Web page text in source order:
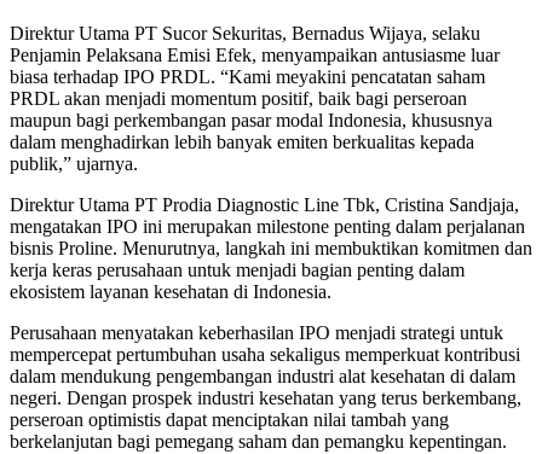
Direktur Utama PT Sucor Sekuritas, Bernadus Wijaya, selaku
Penjamin Pelaksana Emisi Efek, menyampaikan antusiasme luar
biasa terhadap IPO PRDL. “Kami meyakini pencatatan saham
PRDL akan menjadi momentum positif, baik bagi perseroan
maupun bagi perkembangan pasar modal Indonesia, khususnya
dalam menghadirkan lebih banyak emiten berkualitas kepada
publik,” ujarnya.
Direktur Utama PT Prodia Diagnostic Line Tbk, Cristina Sandjaja,
mengatakan IPO ini merupakan milestone penting dalam perjalanan
bisnis Proline. Menurutnya, langkah ini membuktikan komitmen dan
kerja keras perusahaan untuk menjadi bagian penting dalam
ekosistem layanan kesehatan di Indonesia.
Perusahaan menyatakan keberhasilan IPO menjadi strategi untuk
mempercepat pertumbuhan usaha sekaligus memperkuat kontribusi
dalam mendukung pengembangan industri alat kesehatan di dalam
negeri. Dengan prospek industri kesehatan yang terus berkembang,
perseroan optimistis dapat menciptakan nilai tambah yang
berkelanjutan bagi pemegang saham dan pemangku kepentingan.